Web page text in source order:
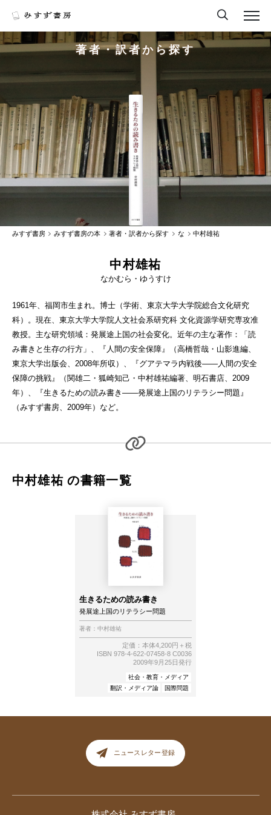
著者・訳者から探す
みすず書房 みすず書房の本 著者・訳者から探す な 中村雄祐
中村雄祐
なかむら・ゆうすけ
1961年、福岡市生まれ。博士（学術、東京大学大学院総合文化研究
科）。現在、東京大学大学院人文社会系研究科 文化資源学研究専攻准
教授。主な研究領域：発展途上国の社会変化。近年の主な著作：「読
み書きと生存の行方」、『人間の安全保障』（高橋哲哉・山影進編、
東京大学出版会、2008年所収）、『グアテマラ内戦後——人間の安全
保障の挑戦』（関雄二・狐崎知己・中村雄祐編著、明石書店、2009
年）、『生きるための読み書き——発展途上国のリテラシー問題』
（みすず書房、2009年）など。
中村雄祐 の書籍一覧
生きるための読み書き
発展途上国のリテラシー問題
著者： 中村雄祐
定価：本体4,200円＋税
ISBN 978-4-622-07458-8 C0036
2009年9月25日発行
社会・教育・メディア
翻訳・メディア論
国際問題
ニュースレター登録